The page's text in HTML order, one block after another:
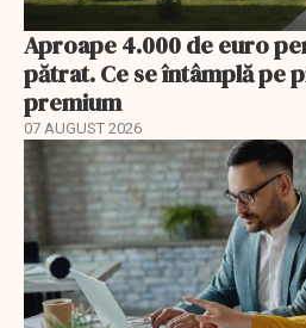
Aproape 4.000 de euro
pătrat. Ce se întâmplă pe
premium
07 AUGUST 2026